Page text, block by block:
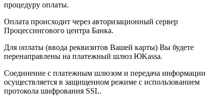
процедуру оплаты.
Оплата происходит через авторизационный сервер
Процессингового центра Банка.
Для оплаты (ввода реквизитов Вашей карты) Вы будете
перенаправлены на платежный шлюз ЮKassa.
Соединение с платежным шлюзом и передача информации
осуществляется в защищенном режиме с использованием
протокола шифрования SSL.